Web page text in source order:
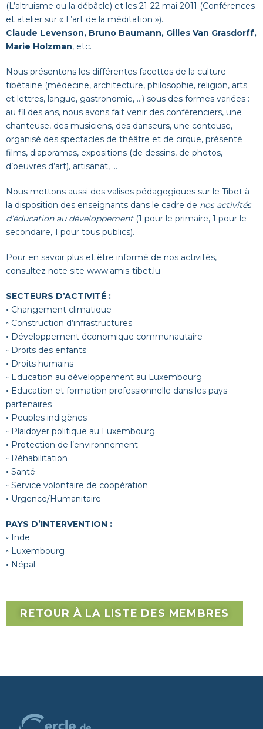
(L’altruisme ou la débâcle) et les 21-22 mai 2011 (Conférences
et atelier sur « L’art de la méditation »).
Claude Levenson, Bruno Baumann, Gilles Van Grasdorff,
Marie Holzman, etc.
Nous présentons les différentes facettes de la culture
tibétaine (médecine, architecture, philosophie, religion, arts
et lettres, langue, gastronomie, …) sous des formes variées :
au fil des ans, nous avons fait venir des conférenciers, une
chanteuse, des musiciens, des danseurs, une conteuse,
organisé des spectacles de théâtre et de cirque, présenté
films, diaporamas, expositions (de dessins, de photos,
d’oeuvres d’art), artisanat, …
Nous mettons aussi des valises pédagogiques sur le Tibet à
la disposition des enseignants dans le cadre de nos activités
d’éducation au développement(1 pour le primaire, 1 pour le
secondaire, 1 pour tous publics).
Pour en savoir plus et être informé de nos activités,
consultez note site www.amis-tibet.lu
SECTEURS D’ACTIVITÉ :
◦ Changement climatique
◦ Construction d’infrastructures
◦ Développement économique communautaire
◦ Droits des enfants
◦ Droits humains
◦ Education au développement au Luxembourg
◦ Education et formation professionnelle dans les pays
partenaires
◦ Peuples indigènes
◦ Plaidoyer politique au Luxembourg
◦ Protection de l’environnement
◦ Réhabilitation
◦ Santé
◦ Service volontaire de coopération
◦ Urgence/Humanitaire
PAYS D’INTERVENTION :
◦ Inde
◦ Luxembourg
◦ Népal
RETOUR À LA LISTE DES MEMBRES